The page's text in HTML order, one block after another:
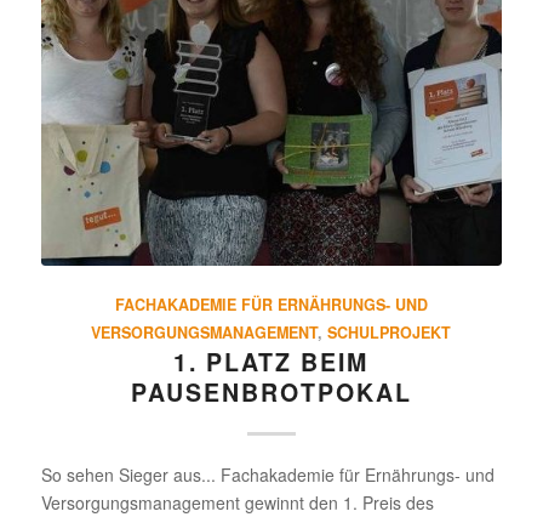
FACHAKADEMIE FÜR ERNÄHRUNGS- UND
VERSORGUNGSMANAGEMENT,SCHULPROJEKT
1. PLATZ BEIM
PAUSENBROTPOKAL
So sehen Sieger aus... Fachakademie für Ernährungs- und
Versorgungsmanagement gewinnt den 1. Preis des